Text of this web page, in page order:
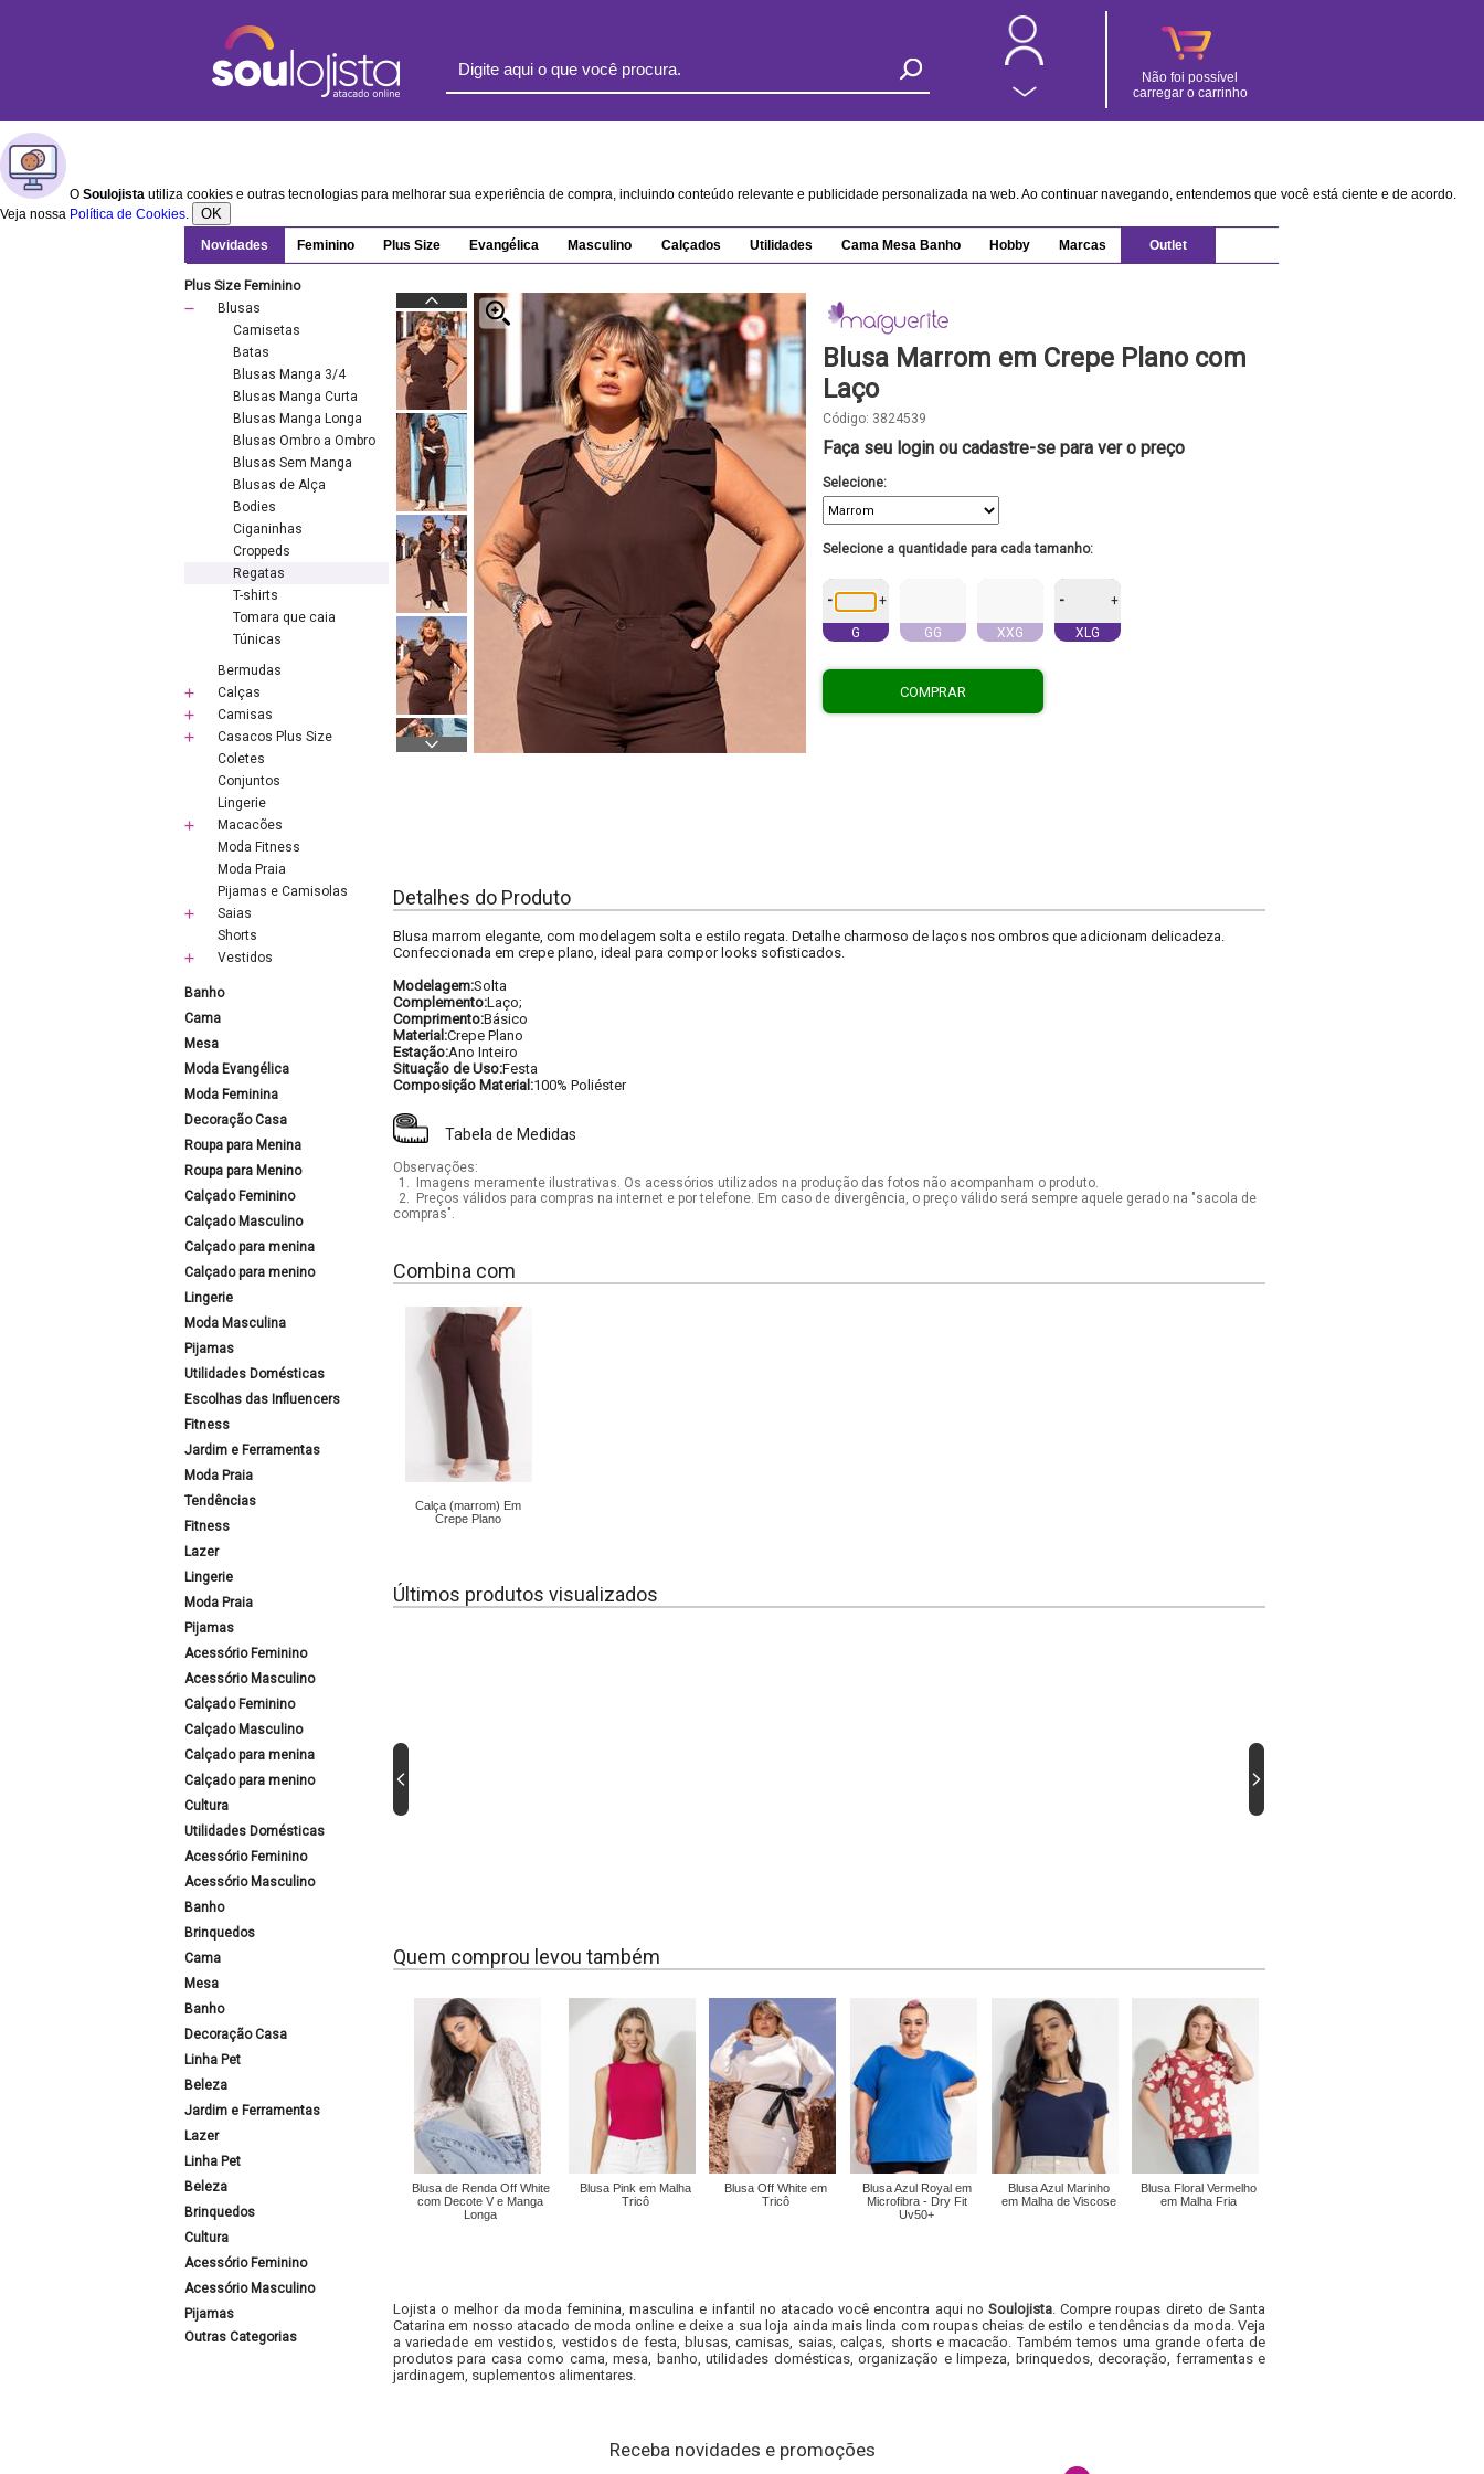
Não foi possível
carregar o carrinho
O Soulojista utiliza cookies e outras tecnologias para melhorar sua experiência de compra, incluindo conteúdo relevante e publicidade personalizada na web. Ao continuar navegando, entendemos que você está ciente e de acordo.
Veja nossa Política de Cookies. OK
Novidades Feminino Plus Size Evangélica Masculino Calçados Utilidades Cama Mesa Banho Hobby Marcas Outlet
Plus Size Feminino
Blusas
Camisetas
Batas
Blusas Manga 3/4
Blusas Manga Curta
Blusas Manga Longa
Blusas Ombro a Ombro
Blusas Sem Manga
Blusas de Alça
Bodies
Ciganinhas
Croppeds
Regatas
T-shirts
Tomara que caia
Túnicas
Bermudas
Calças
Camisas
Casacos Plus Size
Coletes
Conjuntos
Lingerie
Macacões
Moda Fitness
Moda Praia
Pijamas e Camisolas
Saias
Shorts
Vestidos
Banho
Cama
Mesa
Moda Evangélica
Moda Feminina
Decoração Casa
Roupa para Menina
Roupa para Menino
Calçado Feminino
Calçado Masculino
Calçado para menina
Calçado para menino
Lingerie
Moda Masculina
Pijamas
Utilidades Domésticas
Escolhas das Influencers
Fitness
Jardim e Ferramentas
Moda Praia
Tendências
Fitness
Lazer
Lingerie
Moda Praia
Pijamas
Acessório Feminino
Acessório Masculino
Calçado Feminino
Calçado Masculino
Calçado para menina
Calçado para menino
Cultura
Utilidades Domésticas
Acessório Feminino
Acessório Masculino
Banho
Brinquedos
Cama
Mesa
Banho
Decoração Casa
Linha Pet
Beleza
Jardim e Ferramentas
Lazer
Linha Pet
Beleza
Brinquedos
Cultura
Acessório Feminino
Acessório Masculino
Pijamas
Outras Categorias
Blusa Marrom em Crepe Plano com
Laço
Código: 3824539
Faça seu login ou cadastre-se para ver o preço
Selecione:
Selecione a quantidade para cada tamanho:
- +
G GG XXG
- +
XLG
COMPRAR
Detalhes do Produto
Blusa marrom elegante, com modelagem solta e estilo regata. Detalhe charmoso de laços nos ombros que adicionam delicadeza.
Confeccionada em crepe plano, ideal para compor looks sofisticados.
Modelagem:Solta
Complemento:Laço;
Comprimento:Básico
Material:Crepe Plano
Estação:Ano Inteiro
Situação de Uso:Festa
Composição Material:100% Poliéster
Tabela de Medidas
Observações:
1.
Imagens meramente ilustrativas. Os acessórios utilizados na produção das fotos não acompanham o produto.
2.
Preços válidos para compras na internet e por telefone. Em caso de divergência, o preço válido será sempre aquele gerado na "sacola de
compras".
Combina com
Calça (marrom) Em
Crepe Plano
Últimos produtos visualizados
Quem comprou levou também
Blusa de Renda Off White
com Decote V e Manga
Longa
Blusa Pink em Malha
Tricô
Blusa Off White em
Tricô
Blusa Azul Royal em
Microfibra - Dry Fit
Uv50+
Blusa Azul Marinho
em Malha de Viscose
Blusa Floral Vermelho
em Malha Fria
Lojista o melhor da moda feminina, masculina e infantil no atacado você encontra aqui no Soulojista. Compre roupas direto de Santa
Catarina em nosso atacado de moda online e deixe a sua loja ainda mais linda com roupas cheias de estilo e tendências da moda. Veja
a variedade em vestidos, vestidos de festa, blusas, camisas, saias, calças, shorts e macacão. Também temos uma grande oferta de
produtos para casa como cama, mesa, banho, utilidades domésticas, organização e limpeza, brinquedos, decoração, ferramentas e
jardinagem, suplementos alimentares.
Receba novidades e promoções